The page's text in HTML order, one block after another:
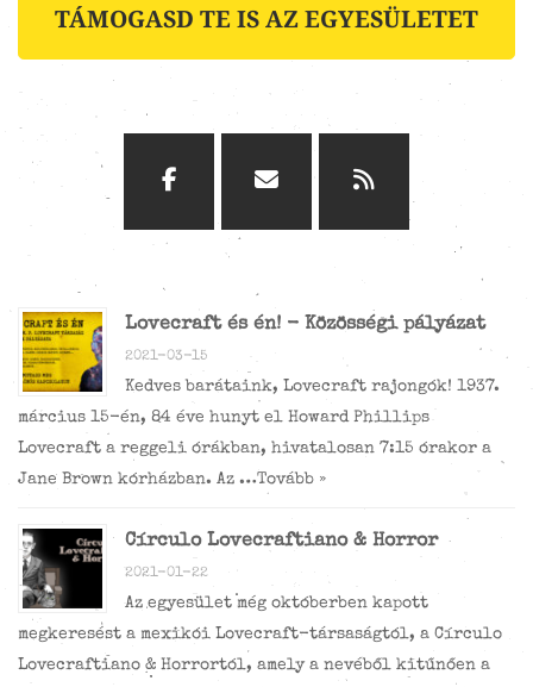
TÁMOGASD TE IS AZ EGYESÜLETET
Lovecraft és én! - Közösségi pályázat
2021-03-15
Kedves barátaink, Lovecraft rajongók! 1937.
március 15-én, 84 éve hunyt el Howard Phillips
Lovecraft a reggeli órákban, hivatalosan 7:15 órakor a
Jane Brown kórházban. Az …Tovább »
Círculo Lovecraftiano & Horror
2021-01-22
Az egyesület még októberben kapott
megkeresést a mexikói Lovecraft-társaságtól, a Círculo
Lovecraftiano & Horrortól, amely a nevéből kitűnően a